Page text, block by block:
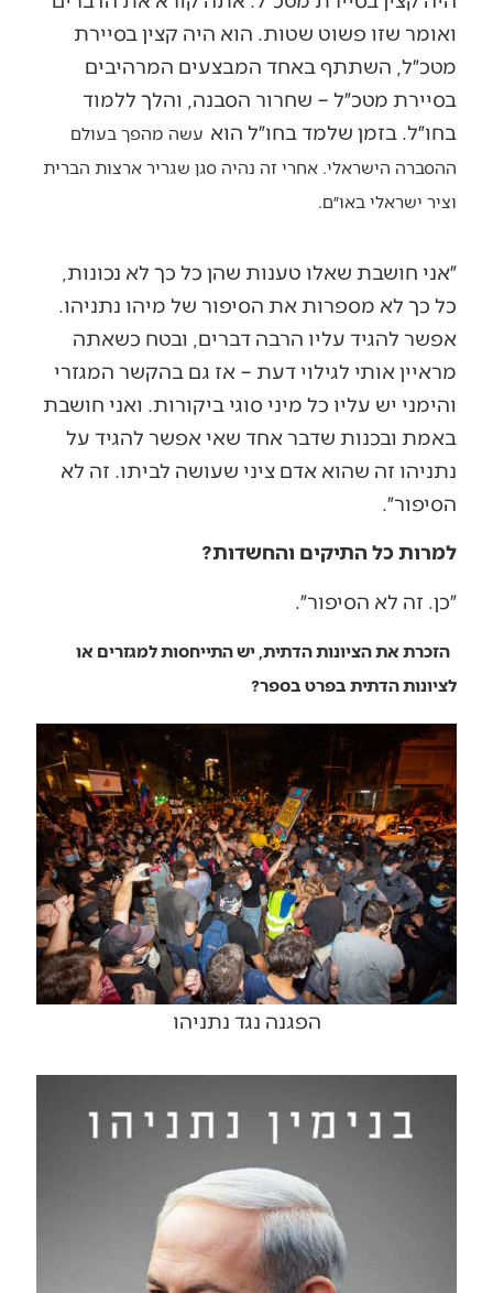
ואומר שזו פשוט שטות. הוא היה קצין בסיירת
מטכ״ל, השתתף באחד המבצעים המרהיבים
בסיירת מטכ״ל – שחרור הסבנה, והלך ללמוד
בחו״ל. בזמן שלמד בחו״ל הוא עשה מהפך בעולם
ההסברה הישראלי. אחרי זה נהיה סגן שגריר ארצות הברית
וציר ישראלי באו״ם.
״אני חושבת שאלו טענות שהן כל כך לא נכונות,
כל כך לא מספרות את הסיפור של מיהו נתניהו.
אפשר להגיד עליו הרבה דברים, ובטח כשאתה
מראיין אותי לגילוי דעת – אז גם בהקשר המגזרי
והימני יש עליו כל מיני סוגי ביקורות. ואני חושבת
באמת ובכנות שדבר אחד שאי אפשר להגיד על
נתניהו זה שהוא אדם ציני שעושה לביתו. זה לא
הסיפור״.
למרות כל התיקים והחשדות?
״כן. זה לא הסיפור״.
הזכרת את הציונות הדתית, יש התייחסות למגזרים או
לציונות הדתית בפרט בספר?
הפגנה נגד נתניהו